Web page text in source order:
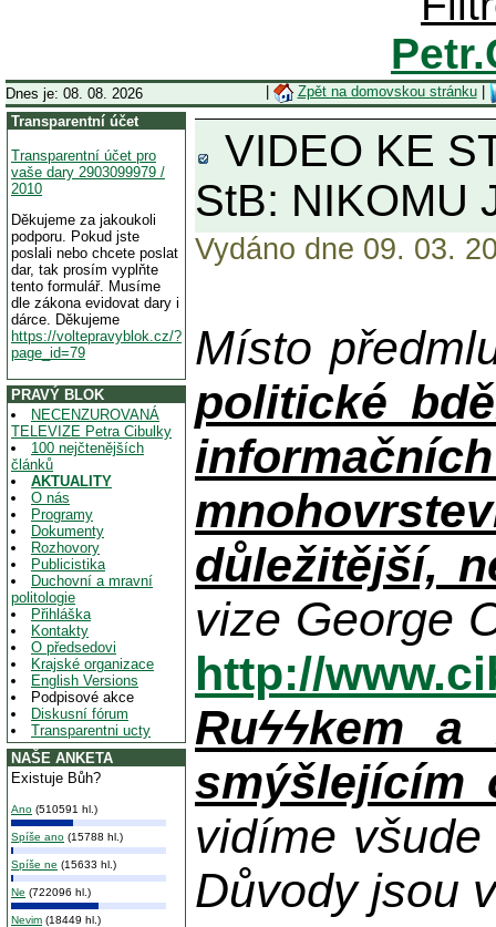
Dnes je: 08. 08. 2026 Zpět na domovskou stránku|
Transparentní účet
Transparentní účet pro
vaše dary 2903099979 /
2010
Děkujeme za jakoukoli
podporu. Pokud jste
poslali nebo chcete poslat
dar, tak prosím vyplňte
tento formulář. Musíme
dle zákona evidovat dary i
dárce. Děkujeme
https://voltepravyblok.cz/?
page_id=79
PRAVÝ BLOK
NECENZUROVANÁ
TELEVIZE Petra Cibulky
100 nejčtenějších
článků
AKTUALITY
O nás
Programy
Dokumenty
Rozhovory
Publicistika
Duchovní a mravní
politologie
Přihláška
Kontakty
O předsedovi
Krajské organizace
English Versions
Podpisové akce
Diskusní fórum
Transparentni ucty
NAŠE ANKETA
Existuje Bůh?
Ano (510591 hl.)
Spíše ano (15788 hl.)
Spíše ne (15633 hl.)
Ne (722096 hl.)
Nevim (18449 hl.)
VIDEO KE
StB: NIKOMU
Vydáno dne 09. 03.
Místo
politické
důležitější,
vize George
http://
Ruϟϟkem
smýšlejícím
vidíme
Důvody jsou